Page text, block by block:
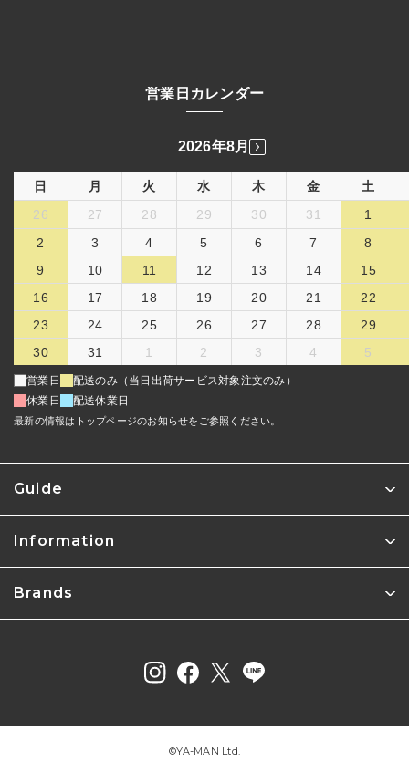
Guide
Information
Brands
営業日カレンダー
2026年8月
日 月 火 水 木 金
土
26
27 28 29 30 31
1
2
3 4 5 6 7
8
9
10 11 12 13 14
15
16
17 18 19 20 21
22
23
24 25 26 27 28
29
30
31 1 2 3 4 5
営業日
配送のみ（当日出荷サービス対象注文のみ）
休業日
配送休業日
最新の情報はトップページのお知らせをご参照ください。
©︎YA-MAN Ltd.